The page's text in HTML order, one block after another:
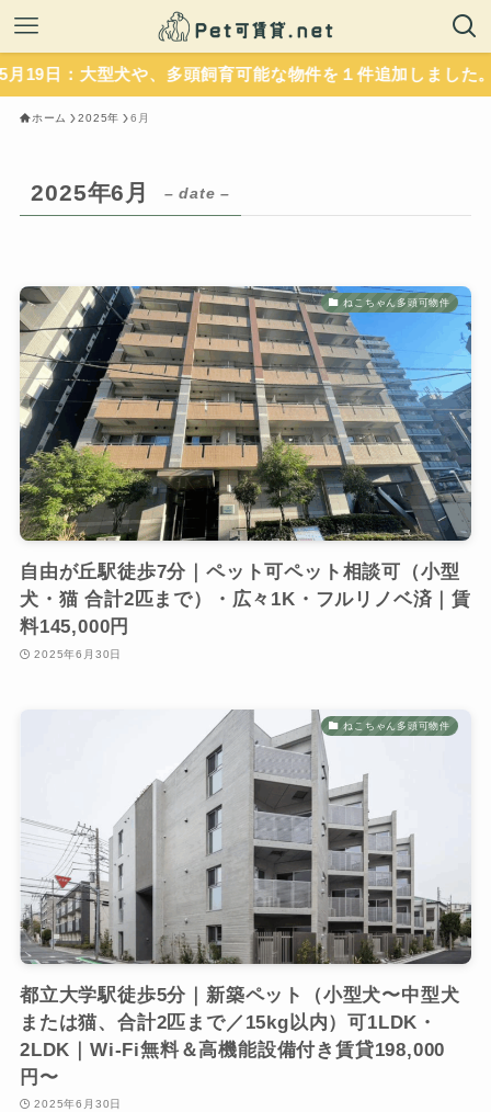
、多頭飼育可能な物件を１件追加しました。いずれもペッ
ホーム 2025年 6月
2025年6月 – date –
ねこちゃん多頭可物件
自由が丘駅徒歩7分｜ペット可ペット相談可（小型
犬・猫 合計2匹まで）・広々1K・フルリノベ済｜賃
料145,000円
2025年6月30日
ねこちゃん多頭可物件
都立大学駅徒歩5分｜新築ペット（小型犬〜中型犬
または猫、合計2匹まで／15kg以内）可1LDK・
2LDK｜Wi-Fi無料＆高機能設備付き賃貸198,000
円〜
2025年6月30日